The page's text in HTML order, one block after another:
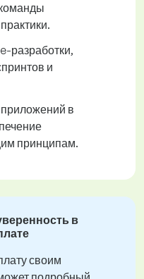
разработки,
и
в
принципам.
в
своим